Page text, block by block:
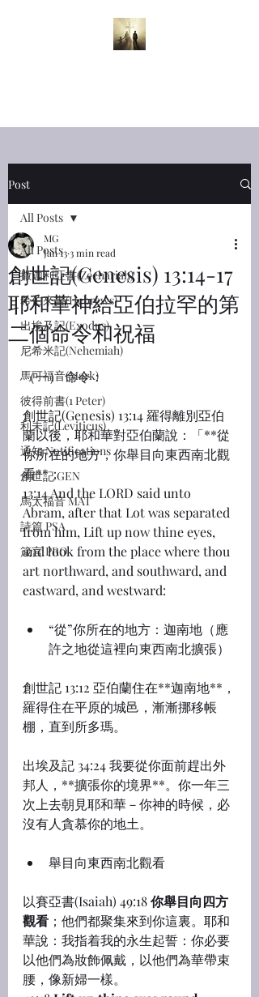
Post
All Posts
撒迦利亞書(Zechariah)
希伯來書(Hebrews)
出埃及記(Exodus)
尼希米記(Nehemiah)
馬可福音(Mark)
彼得前書(1 Peter)
利未記(Leviticus)
通知 Notifications
創世記 GEN
馬太福音 MAT
詩篇 PSA
箴言 PRO
All Posts
創世記(Genesis) 13:14-17
耶和華神給亞伯拉罕的第
二個命令和祝福
MG
Jan 133 min read
（一） 命令：
創世記(Genesis) 13:14 羅得離別亞伯
蘭以後，耶和華對亞伯蘭說：「**從
你所在的地方，你舉目向東西南北觀
看**；
13:14 And the LORD said unto
Abram, after that Lot was separated
from him, Lift up now thine eyes,
and look from the place where thou
art northward, and southward, and
eastward, and westward:
“從”你所在的地方：迦南地（應
許之地從這裡向東西南北擴張）
創世記 13:12 亞伯蘭住在**迦南地**，
羅得住在平原的城邑，漸漸挪移帳
棚，直到所多瑪。
出埃及記 34:24 我要從你面前趕出外
邦人，**擴張你的境界**。你一年三
次上去朝見耶和華－你神的時候，必
沒有人貪慕你的地土。
舉目向東西南北觀看
以賽亞書(Isaiah) 49:18 你舉目向四方
觀看 ；他們都聚集來到你這裏。耶和
華說：我指着我的永生起誓：你必要
以他們為妝飾佩戴，以他們為華帶束
腰，像新婦一樣。